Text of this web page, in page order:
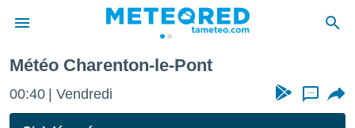
de
Météo Charenton-le-Pont
00:40 Vendredi ...